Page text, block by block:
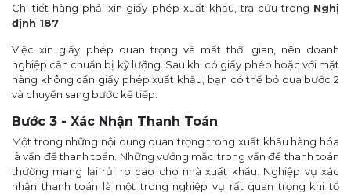
Chi tiết hàng phải xin giấy phép xuất khẩu, tra cứu trong Nghị
định 187
Việc xin giấy phép quan trọng và mất thời gian, nên doanh
nghiệp cần chuẩn bị kỹ lưỡng. Sau khi có giấy phép hoặc với mặt
hàng không cần giấy phép xuất khẩu, bạn có thể bỏ qua bước 2
và chuyển sang bước kế tiếp.
Bước 3 - Xác Nhận Thanh Toán
Một trong những nội dung quan trọng trong xuất khẩu hàng hóa
là vấn đề thanh toán. Những vướng mắc trong vấn đề thanh toán
thường mang lại rủi ro cao cho nhà xuất khẩu. Nghiệp vụ xác
nhận thanh toán là một trong nghiệp vụ rất quan trọng khi tổ